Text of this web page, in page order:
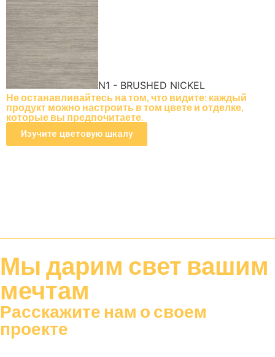
N1 - BRUSHED NICKEL
Не останавливайтесь на том, что видите: каждый
продукт можно настроить в том цвете и отделке,
которые вы предпочитаете.
Изучите цветовую шкалу
Мы дарим свет вашим
мечтам
Расскажите нам о своем
проекте